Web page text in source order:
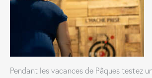
Pendant les vacances de Pâques testez